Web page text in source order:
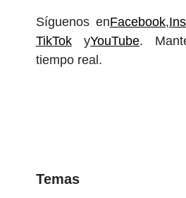
Síguenos enFacebook,
TikTokyYouTube.
tiempo real.
Temas